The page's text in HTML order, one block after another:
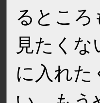
るとこ
見たく
に入れた